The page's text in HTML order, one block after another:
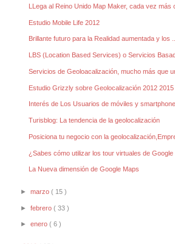
LLega al Reino Unido Map Maker, cada vez más
Estudio Mobile Life 2012
Brillante futuro para la Realidad aumentada y los ...
LBS (Location Based Services) o Servicios
Servicios de Geoloacalización, mucho más que
Estudio Grizzly sobre Geolocalización 2012 2015
Interés de Los Usuarios de móviles y
Turisblog: La tendencia de la geolocalización
Posiciona tu negocio con la
¿Sabes cómo utilizar los tour virtuales de Google
La Nueva dimensión de Google Maps
►marzo( 15 )
►febrero( 33 )
►enero( 6 )